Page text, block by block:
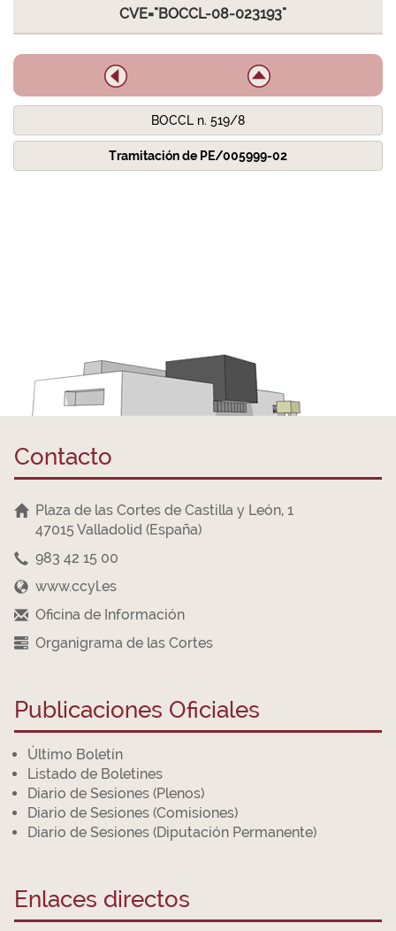
CVE="BOCCL-08-023193"
BOCCL n. 519/8
Tramitación de PE/005999-02
Contacto
Plaza de las Cortes de Castilla y León, 1
47015 Valladolid (España)
983 42 15 00
www.ccyl.es
Oficina de Información
Organigrama de las Cortes
Publicaciones Oficiales
Último Boletín
Listado de Boletines
Diario de Sesiones (Plenos)
Diario de Sesiones (Comisiones)
Diario de Sesiones (Diputación Permanente)
Enlaces directos